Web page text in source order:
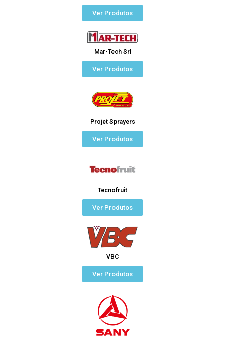
Ver Produtos
Mar-Tech Srl
Ver Produtos
Projet Sprayers
Ver Produtos
Tecnofruit
Ver Produtos
VBC
Ver Produtos